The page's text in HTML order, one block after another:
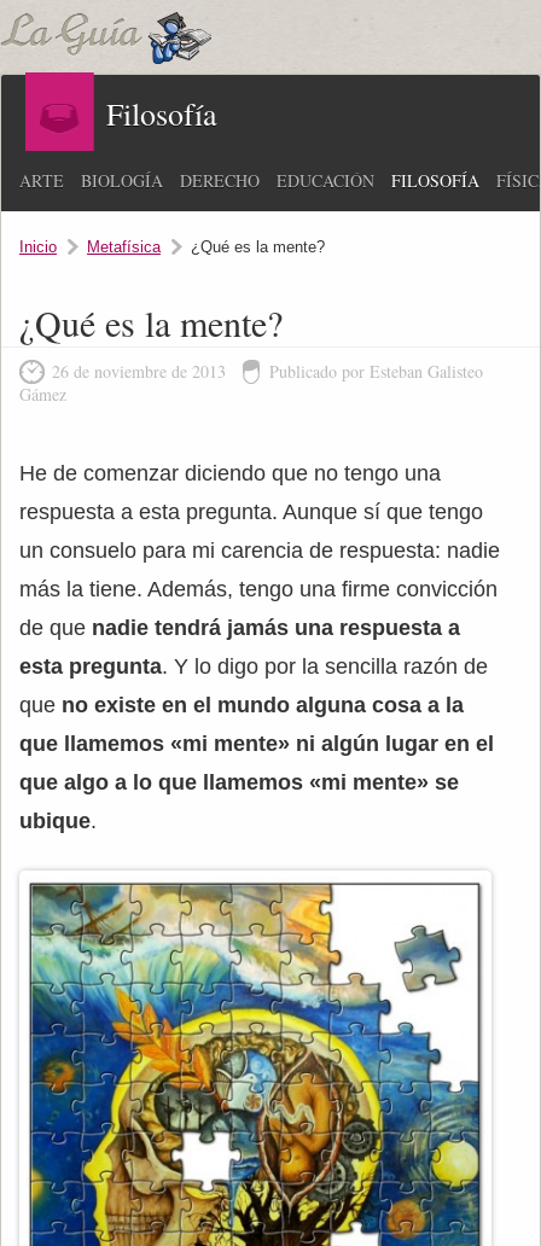
Filosofía
ARTE BIOLOGÍA DERECHO EDUCACIÓN FILOSOFÍA
Inicio Metafísica ¿Qué es la mente?
¿Qué es la mente?
26 de noviembre de 2013
Publicado por Esteban Galisteo
Gámez
He de comenzar diciendo que no tengo una
respuesta a esta pregunta. Aunque sí que tengo
un consuelo para mi carencia de respuesta: nadie
más la tiene. Además, tengo una firme convicción
de que nadie tendrá jamás una respuesta a
esta pregunta. Y lo digo por la sencilla razón de
que no existe en el mundo alguna cosa a la
que llamemos «mi mente» ni algún lugar en el
que algo a lo que llamemos «mi mente» se
ubique.